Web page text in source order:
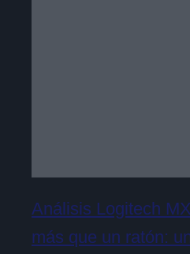
Análisis Logitech
más que un ratón: